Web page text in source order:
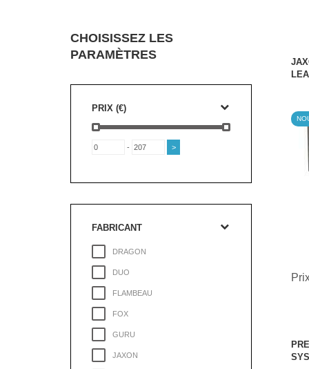
CHOISISSEZ LES
PARAMÈTRES
PRIX (€)
-
FABRICANT
DRAGON
DUO
FLAMBEAU
FOX
GURU
JAXON